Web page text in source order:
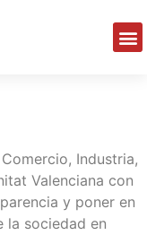
Industria,
Valenciana con
y poner en
la sociedad en